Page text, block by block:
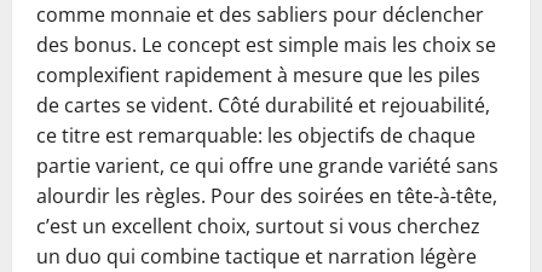
comme monnaie et des sabliers pour déclencher
des bonus. Le concept est simple mais les choix se
complexifient rapidement à mesure que les piles
de cartes se vident. Côté durabilité et rejouabilité,
ce titre est remarquable: les objectifs de chaque
partie varient, ce qui offre une grande variété sans
alourdir les règles. Pour des soirées en tête-à-tête,
c’est un excellent choix, surtout si vous cherchez
un duo qui combine tactique et narration légère